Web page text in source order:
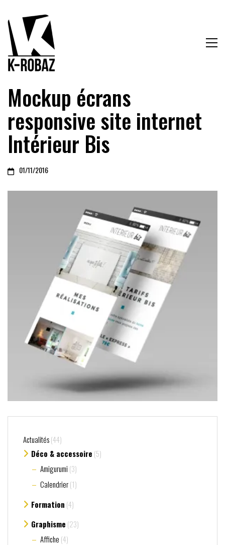
Mockup écrans
responsive site internet
Intérieur Bis
01/11/2016
Actualités(44)
Déco & accessoire (5)
Amigurumi (3)
Calendrier(1)
Formation (4)
Graphisme (23)
Affiche (4)